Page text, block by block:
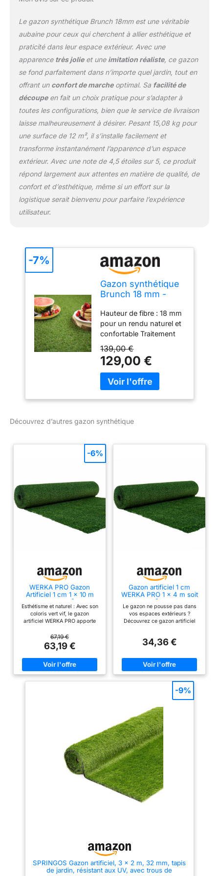
Le gazon synthétique Brunch 18mm est une véritable
aubaine pour ceux qui cherchent à allier esthétique et
praticité dans leur espace extérieur. Avec une
apparence très jolieet une imitation réaliste, ce gazon
se fond parfaitement dans n’importe quel jardin, tout en
offrant un confort de marcheoptimal. Sa facilité de
découpeen fait un choix pratique pour s’adapter à
toutes les configurations, bien que le service de livraison
laisse malheureusement à désirer. Pesant 15,08 kg pour
une surface de 12 m², il s’installe facilement et
transforme instantanément l’apparence d’un espace
extérieur. Avec une note de 4,5 étoiles sur 5, ce produit
répond largement aux attentes en matière de qualité, de
confort et d’esthétique, même si un effort sur la
logistique serait bienvenu pour parfaire l’expérience
utilisateur.
Gazon synthétique
Brunch 18 mm -
4m
Hauteur de fibre : 18 mm
pour un rendu naturel et
confortable Traitement
UV : Résistant au chlore
et aux rayons ultraviolets
pour une durabilité
optimale Poids du
produit : 15.08 kg
aménager vos espaces
: 13650 points/m² avec
un poids total de 1254
Composition des fibres :
Mélange de fibre
monofilament PE droite
et PP frisée en vert
émeraude et citron vert
patio et véranda
139,00 €
129,00 €
-7%
Découvrez d’autres gazon synthétique
WERKA PRO Gazon
Artificiel 1 cm 1 x 10 m
Soit 10m²
Esthétisme et naturel : Avec son
coloris vert vif, le gazon
artificiel WERKA PRO apporte
jardin tout en conservant un
aspect naturel Adaptabilité et
personnalisation : Ce gazon
artificiel est présenté en
plusieurs dimensions, vous
permettant de l'adapter
parfaitement à la superficie de
résiste aux rayons du soleil,
prolongeant ainsi sa durée de
vie. Sa matière en polyéthylène
garantit sa durabilité Facilité
d'entretien : Le nettoyage de ce
gazon artificiel s'effectue
simplement au jet d'eau. De
pieds nus lors des beaux jours
67,19 €
63,19 €
-6%
Gazon artificiel 1 cm
WERKA PRO 1 x 4 m soit
4m², vert
Le gazon ne pousse pas dans
vos espaces extérieurs ?
Découvrez ce gazon artificiel
Werkapro. En polyéthylène, ce
épaisseur de 1 cm. Il est
perméable à l'eau et facile à
installer : vous pouvez le
découper aux dimensions
souhaitées. Son nettoyage
s'effectue simplement au jet
d'eau. Ce gazon artificiel sera
idéal pour habiller le sol de
votre balcon, votre terrasse ou
encore le pourtour de votre
piscine ! matière : polyéthylène
- couleur : vert - fibre du gazon
: fibrillée - support : latex percé
noir à couche unique -
épaisseur : 1 cm dimensions : 1
x 4 mètres - superficie : 4 m² -
grammage : 1000 g/m² -
nettoyage : jet d'eau - se coupe
à la dimension souhaitée -
traitement anti UV - perméable à
l'eau Gazon artificiel antiglisse
34,36 €
SPRINGOS Gazon artificiel, 3 x 2 m, 32 mm, tapis
de jardin, résistant aux UV, avec trous de
-9%